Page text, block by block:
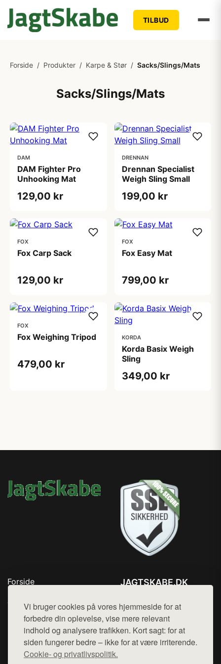
Vi bruger cookies på vores hjemmeside for at
forbedre din oplevelse, vise mere relevant
indhold og analysere trafikken. Kort sagt: for at
siden fungerer bedre – ikke for at være irriterende.
Cookie- og privatlivspolitik.
TILBUD
Forside / Produkter / Karpe & Stør / Sacks/Slings/Mats
Sacks/Slings/Mats
DAM
DAM Fighter Pro
Unhooking Mat
129,00 kr
DRENNAN
Drennan Specialist
Weigh Sling Small
199,00 kr
FOX
Fox Carp Sack
129,00 kr
FOX
Fox Easy Mat
799,00 kr
FOX
Fox Weighing Tripod
479,00 kr
KORDA
Korda Basix Weigh
Sling
349,00 kr
Forside
Top Rabatter
Blog
Kontakt
JAGTSKABE.DK
Mail: hej@want.dk
Cookie- og privatlivspolitik